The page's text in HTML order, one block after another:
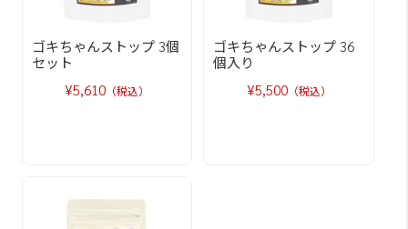
ゴキちゃんストップ 3個
セット
¥5,610 （税込）
ゴキちゃんストップ 36
個入り
¥5,500（税込）